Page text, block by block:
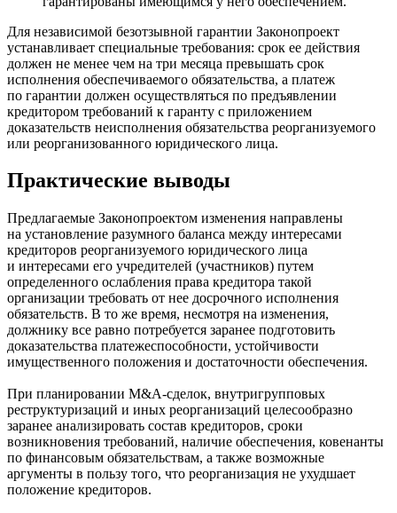
Для независимой безотзывной гарантии Законопроект
устанавливает специальные требования: срок ее действия
должен не менее чем на три месяца превышать срок
исполнения обеспечиваемого обязательства, а платеж
по гарантии должен осуществляться по предъявлении
кредитором требований к гаранту с приложением
доказательств неисполнения обязательства реорганизуемого
или реорганизованного юридического лица.
Практические выводы
Предлагаемые Законопроектом изменения направлены
на установление разумного баланса между интересами
кредиторов реорганизуемого юридического лица
и интересами его учредителей (участников) путем
определенного ослабления права кредитора такой
организации требовать от нее досрочного исполнения
обязательств. В то же время, несмотря на изменения,
должнику все равно потребуется заранее подготовить
доказательства платежеспособности, устойчивости
имущественного положения и достаточности обеспечения.
При планировании M&A-сделок, внутригрупповых
реструктуризаций и иных реорганизаций целесообразно
заранее анализировать состав кредиторов, сроки
возникновения требований, наличие обеспечения, ковенанты
по финансовым обязательствам, а также возможные
аргументы в пользу того, что реорганизация не ухудшает
положение кредиторов.